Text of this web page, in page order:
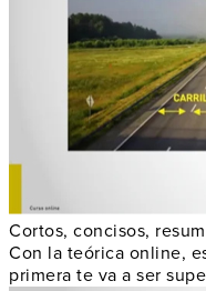
Cortos, concisos,
Con la teórica online,
primera te va a ser